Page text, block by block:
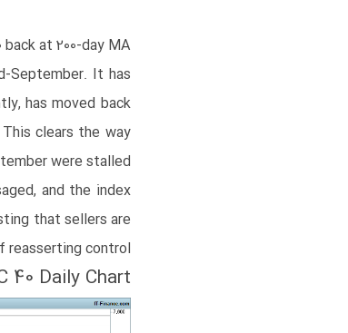
back at 200-day MA
September. ​It has
has moved back
clears the way
were stalled.
and the index
that sellers are
reasserting control.
40 Daily Chart